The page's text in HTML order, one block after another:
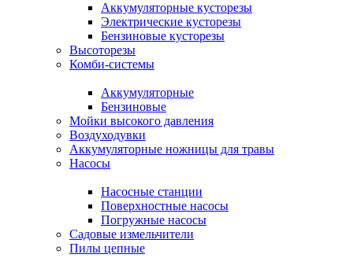
Аккумуляторные кусторезы
Электрические кусторезы
Бензиновые кусторезы
Высоторезы
Комби-системы
Аккумуляторные
Бензиновые
Мойки высокого давления
Воздуходувки
Аккумуляторные ножницы для травы
Насосы
Насосные станции
Поверхностные насосы
Погружные насосы
Садовые измельчители
Пилы цепные